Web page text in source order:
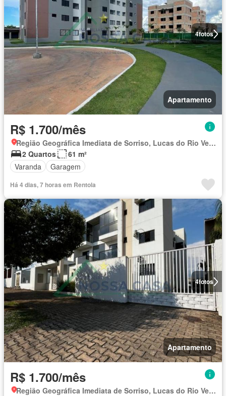
4fotos
Apartamento
R$ 1.700/mês
Região Geográfica Imediata de Sorriso, Lucas do Rio Verde
2 Quartos
61 m²
Varanda
Garagem
Há 4 dias, 7 horas em Rentola
4fotos
Apartamento
R$ 1.700/mês
Região Geográfica Imediata de Sorriso, Lucas do Rio Verde